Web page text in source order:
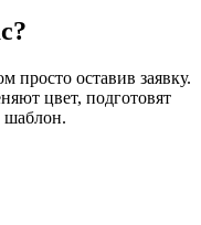
просто оставив заявку.
цвет, подготовят
шаблон.